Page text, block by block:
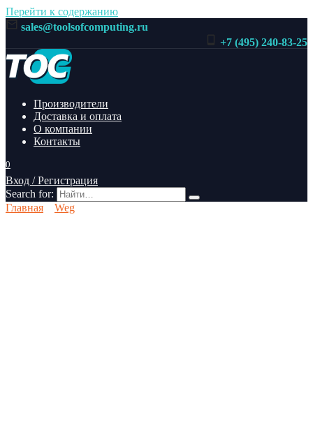
Перейти к содержанию
sales@toolsofcomputing.ru
+7 (495) 240-83-25
Производители
Доставка и оплата
О компании
Контакты
0
Вход / Регистрация
Search for:
Главная
Weg